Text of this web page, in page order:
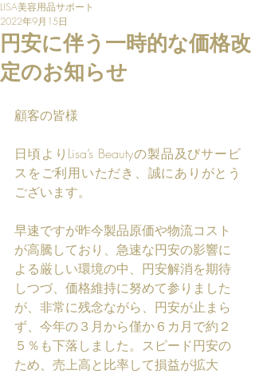
円安に伴う一時的な価格改
定のお知らせ
LISA美容用品サポート
2022年9月15日
顧客の皆様
日頃よりLisa’s Beautyの製品及びサービ
スをご利用いただき、誠にありがとう
ございます。
早速ですが昨今製品原価や物流コスト
が高騰しており、急速な円安の影響に
よる厳しい環境の中、円安解消を期待
しつづ、価格維持に努めて参りました
が、非常に残念ながら、円安が止まら
ず、今年の３月から僅か６カ月で約２
５％も下落しました。スピード円安の
ため、売上高と比率して損益が拡大